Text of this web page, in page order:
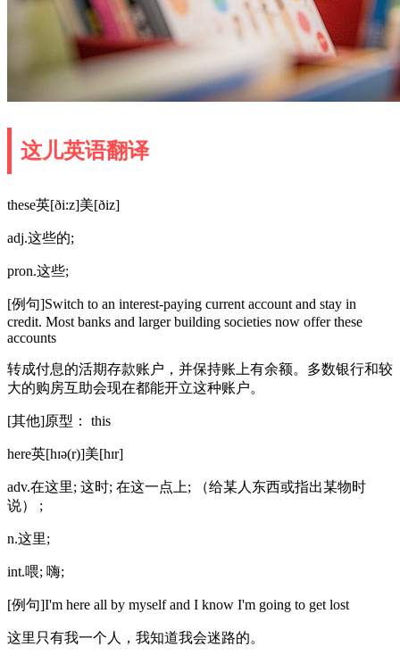
这儿英语翻译
these英[ði:z]美[ðiz]
adj.这些的;
pron.这些;
[例句]Switch to an interest-paying current account and stay in
credit. Most banks and larger building societies now offer these
accounts
转成付息的活期存款账户，并保持账上有余额。多数银行和较
大的购房互助会现在都能开立这种账户。
[其他]原型： this
here英[hɪə(r)]美[hɪr]
adv.在这里; 这时; 在这一点上; （给某人东西或指出某物时
说） ;
n.这里;
int.喂; 嗨;
[例句]I'm here all by myself and I know I'm going to get lost
这里只有我一个人，我知道我会迷路的。